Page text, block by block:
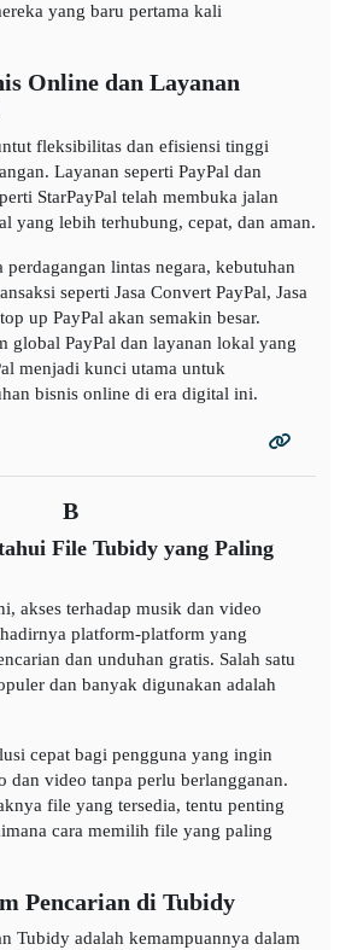
yang baru pertama kali
Online dan Layanan
fleksibilitas dan efisiensi tinggi
Layanan seperti PayPal dan
StarPayPal telah membuka jalan
yang lebih terhubung, cepat, dan aman.
lintas negara, kebutuhan
seperti Jasa Convert PayPal, Jasa
up PayPal akan semakin besar.
global PayPal dan layanan lokal yang
menjadi kunci utama untuk
bisnis online di era digital ini.
B
File Tubidy yang Paling
akses terhadap musik dan video
platform-platform yang
dan unduhan gratis. Salah satu
dan banyak digunakan adalah
cepat bagi pengguna yang ingin
dan video tanpa perlu berlangganan.
file yang tersedia, tentu penting
cara memilih file yang paling
Pencarian di Tubidy
Tubidy adalah kemampuannya dalam